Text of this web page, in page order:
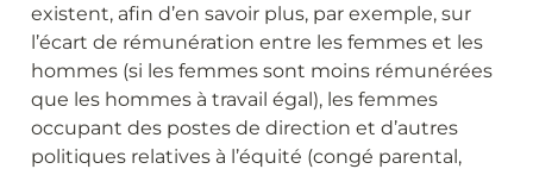
existent, afin d’en savoir plus, par exemple, sur
l’écart de rémunération entre les femmes et les
hommes (si les femmes sont moins rémunérées
que les hommes à travail égal), les femmes
occupant des postes de direction et d’autres
politiques relatives à l’équité (congé parental,